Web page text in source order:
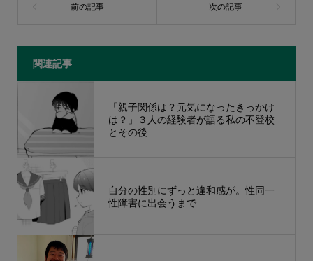
関連記事
「親子関係は？元気になったきっかけ
は？」３人の経験者が語る私の不登校
とその後
自分の性別にずっと違和感が。性同一
性障害に出会うまで